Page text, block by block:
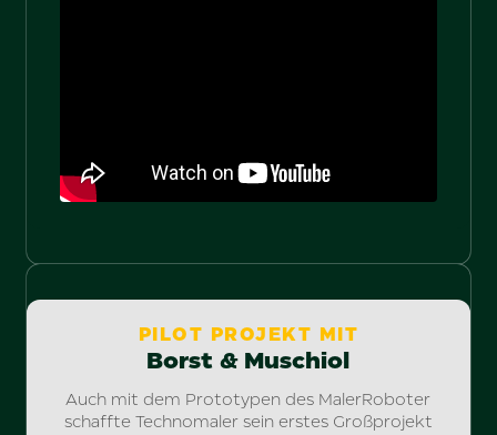
PILOT PROJEKT MIT
Borst & Muschiol
Auch mit dem Prototypen des MalerRoboter
schaffte Technomaler sein erstes Großprojekt